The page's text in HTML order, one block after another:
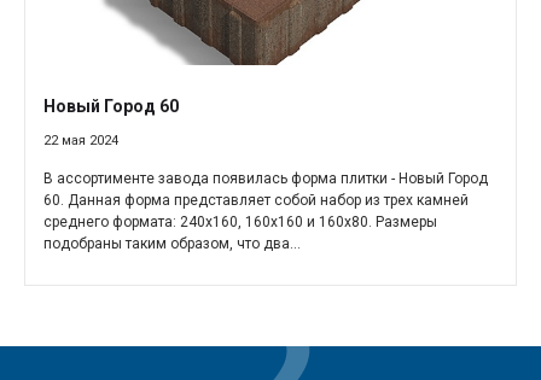
Новый Город 60
22 мая 2024
В ассортименте завода появилась форма плитки - Новый Город
60. Данная форма представляет собой набор из трех камней
среднего формата: 240х160, 160х160 и 160х80. Размеры
подобраны таким образом, что два...